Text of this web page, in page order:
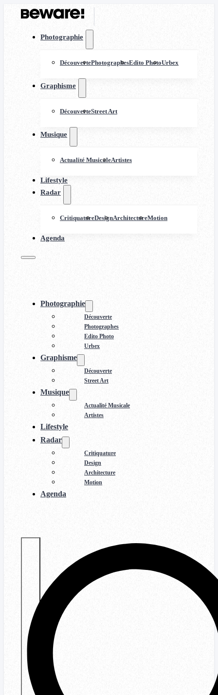
Photographie
DécouvertePhotographesEdito PhotoUrbex
Graphisme
DécouverteStreet Art
Musique
Actualité MusicaleArtistes
Lifestyle
Radar
CritiquatureDesignArchitectureMotion
Agenda
Photographie
Découverte
Photographes
Edito Photo
Urbex
Graphisme
Découverte
Street Art
Musique
Actualité Musicale
Artistes
Lifestyle
Radar
Critiquature
Design
Architecture
Motion
Agenda